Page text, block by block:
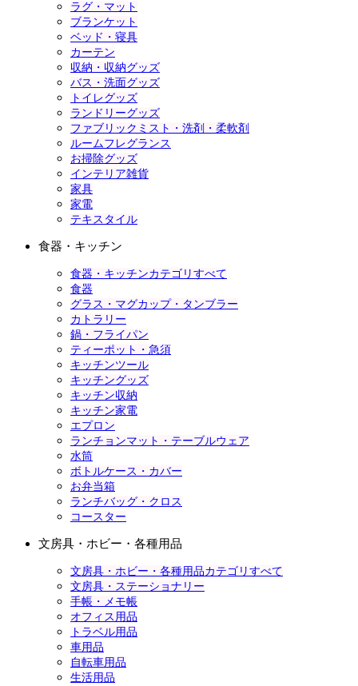
ラグ・マット
ブランケット
ベッド・寝具
カーテン
収納・収納グッズ
バス・洗面グッズ
トイレグッズ
ランドリーグッズ
ファブリックミスト・洗剤・柔軟剤
ルームフレグランス
お掃除グッズ
インテリア雑貨
家具
家電
テキスタイル
食器・キッチン
食器・キッチンカテゴリすべて
食器
グラス・マグカップ・タンブラー
カトラリー
鍋・フライパン
ティーポット・急須
キッチンツール
キッチングッズ
キッチン収納
キッチン家電
エプロン
ランチョンマット・テーブルウェア
水筒
ボトルケース・カバー
お弁当箱
ランチバッグ・クロス
コースター
文房具・ホビー・各種用品
文房具・ホビー・各種用品カテゴリすべて
文房具・ステーショナリー
手帳・メモ帳
オフィス用品
トラベル用品
車用品
自転車用品
生活用品